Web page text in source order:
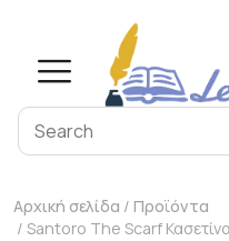
Αρχική σελίδα / Προϊόντα
/ Santoro The Scarf